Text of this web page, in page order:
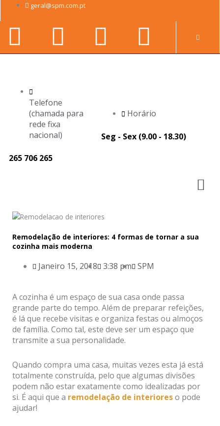
content
geral@spm.com.pt
Facebook-
f
Youtube
Linkedin-
in
Telefone
(chamada para
rede fixa
nacional)
265 706 265
Horário
Seg - Sex (9.00 - 18.30)
Remodelação de interiores: 4 formas de tornar a sua
cozinha mais moderna
Janeiro 15, 2018 3:38 pm SPM
A cozinha é um espaço de sua casa onde passa
grande parte do tempo. Além de preparar refeições,
é lá que recebe visitas e organiza festas ou almoços
de família. Como tal, este deve ser um espaço que
transmite a sua personalidade.
Quando compra uma casa, muitas vezes esta já está
totalmente construída, pelo que algumas divisões
podem não estar exatamente como idealizadas por
si. É aqui que a remodelação de interioreso pode
ajudar!